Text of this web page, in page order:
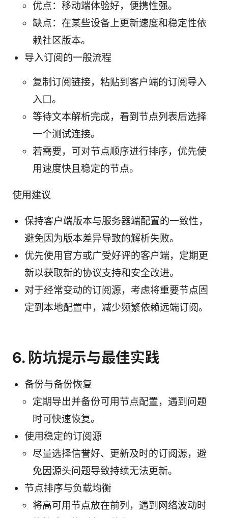
优点：移动端体验好，便携性强。
缺点：在某些设备上更新速度和稳定性依
赖社区版本。
导入订阅的一般流程
复制订阅链接，粘贴到客户端的订阅导入
入口。
等待文本解析完成，看到节点列表后选择
一个测试连接。
若需要，可对节点顺序进行排序，优先使
用速度快且稳定的节点。
使用建议
保持客户端版本与服务器端配置的一致性，
避免因为版本差异导致的解析失败。
优先使用官方或广受好评的客户端，定期更
新以获取新的协议支持和安全改进。
对于经常变动的订阅源，考虑将重要节点固
定到本地配置中，减少频繁依赖远端订阅。
6. 防坑提示与最佳实践
备份与备份恢复
定期导出并备份可用节点配置，遇到问题
时可快速恢复。
使用稳定的订阅源
尽量选择信誉好、更新及时的订阅源，避
免因源头问题导致持续无法更新。
节点排序与负载均衡
将高可用节点放在前列，遇到网络波动时